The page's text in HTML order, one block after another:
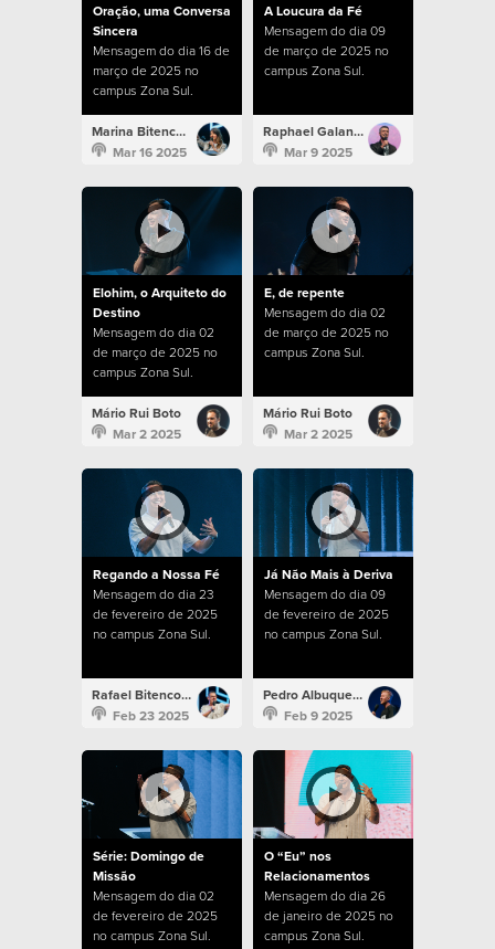
Oração, uma Conversa
Sincera
Mensagem do dia 16 de
março de 2025 no
campus Zona Sul.
Marina Bitencourt
Mar 16 2025
A Loucura da Fé
Mensagem do dia 09
de março de 2025 no
campus Zona Sul.
Raphael Galante
Mar 9 2025
Elohim, o Arquiteto do
Destino
Mensagem do dia 02
de março de 2025 no
campus Zona Sul.
Mário Rui Boto
Mar 2 2025
E, de repente
Mensagem do dia 02
de março de 2025 no
campus Zona Sul.
Mário Rui Boto
Mar 2 2025
Regando a Nossa Fé
Mensagem do dia 23
de fevereiro de 2025
no campus Zona Sul.
Rafael Bitencourt
Feb 23 2025
Já Não Mais à Deriva
Mensagem do dia 09
de fevereiro de 2025
no campus Zona Sul.
Pedro Albuquerque
Feb 9 2025
Série: Domingo de
Missão
Mensagem do dia 02
de fevereiro de 2025
no campus Zona Sul.
O “Eu” nos
Relacionamentos
Mensagem do dia 26
de janeiro de 2025 no
campus Zona Sul.